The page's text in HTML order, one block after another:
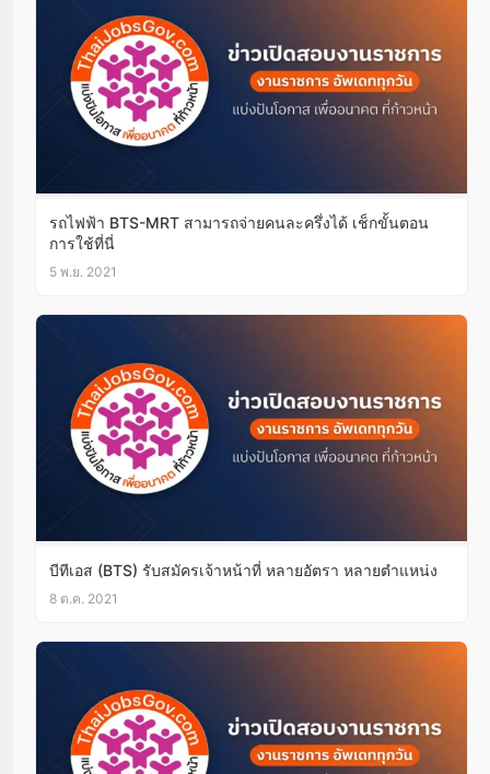
รถไฟฟ้า BTS-MRT สามารถจ่ายคนละครึ่งได้ เช็กขั้นตอน
การใช้ที่นี่
5 พ.ย. 2021
บีทีเอส (BTS) รับสมัครเจ้าหน้าที่ หลายอัตรา หลายตำแหน่ง
8 ต.ค. 2021